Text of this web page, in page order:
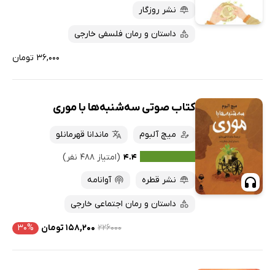
نشر روزگار
داستان و رمان فلسفی خارجی
۳۶,۰۰۰ تومان
کتاب صوتی سه‌شنبه‌ها با موری
میچ آلبوم
ماندانا قهرمانلو
۴.۴ (امتیاز ۴۸۸ نفر)
نشر قطره
آوانامه
داستان و رمان اجتماعی خارجی
۲۲۶۰۰۰ ۱۵۸,۲۰۰ تومان ۳۰%